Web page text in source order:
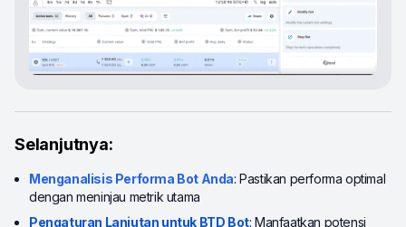
Selanjutnya:
Menganalisis Performa Bot Anda: Pastikan performa optimal
dengan meninjau metrik utama
Pengaturan Lanjutan untuk BTD Bot: Manfaatkan potensi